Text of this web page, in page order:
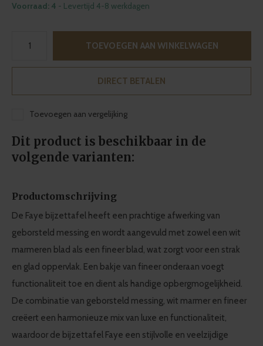
Voorraad: 4 - Levertijd 4-8 werkdagen
TOEVOEGEN AAN WINKELWAGEN
DIRECT BETALEN
Toevoegen aan vergelijking
Dit product is beschikbaar in de
volgende varianten:
Productomschrijving
De Faye bijzettafel heeft een prachtige afwerking van
geborsteld messing en wordt aangevuld met zowel een wit
marmeren blad als een fineer blad, wat zorgt voor een strak
en glad oppervlak. Een bakje van fineer onderaan voegt
functionaliteit toe en dient als handige opbergmogelijkheid.
De combinatie van geborsteld messing, wit marmer en fineer
creëert een harmonieuze mix van luxe en functionaliteit,
waardoor de bijzettafel Faye een stijlvolle en veelzijdige